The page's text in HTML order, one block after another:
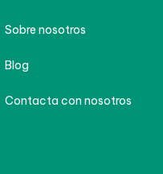
EMPRESA
Sobre nosotros
Blog